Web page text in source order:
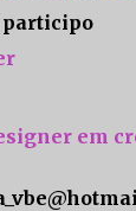
participo
em